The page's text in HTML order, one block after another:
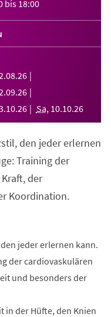
bis 18:00
.08.26
.09.26
.10.26 Sa, 10.10.26
den jeder erlernen
Training der
der
Koordination.
jeder erlernen kann.
der cardiovaskulären
und besonders der
in der Hüfte, den Knien